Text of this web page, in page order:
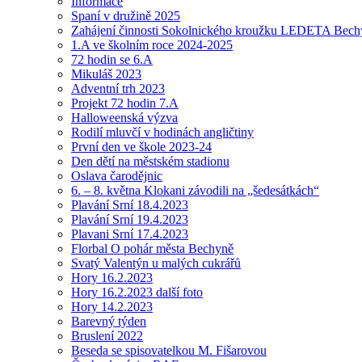
Spaní v družině 2025
Zahájení činnosti Sokolnického kroužku LEDETA
1.A ve školním roce 2024-2025
72 hodin se 6.A
Mikuláš 2023
Adventní trh 2023
Projekt 72 hodin 7.A
Halloweenská výzva
Rodilí mluvčí v hodinách angličtiny
První den ve škole 2023-24
Den dětí na městském stadionu
Oslava čarodějnic
6. – 8. května Klokani závodili na „šedesátkách“
Plavání Srní 18.4.2023
Plavání Srní 19.4.2023
Plavani Srní 17.4.2023
Florbal O pohár města Bechyně
Svatý Valentýn u malých cukrářů
Hory 16.2.2023
Hory 16.2.2023 další foto
Hory 14.2.2023
Barevný týden
Bruslení 2022
Beseda se spisovatelkou M. Fišarovou